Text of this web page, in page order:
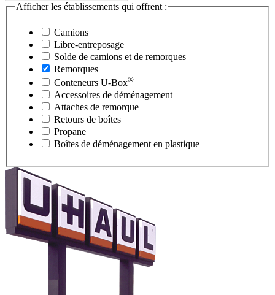
Afficher les établissements qui offrent :
Camions
Libre-entreposage
Solde de camions et de remorques
Remorques
Conteneurs U-Box®
Accessoires de déménagement
Attaches de remorque
Retours de boîtes
Propane
Boîtes de déménagement en plastique